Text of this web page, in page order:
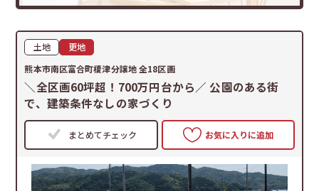
土地
更地
熊本市南区富合町榎津分譲地 全18区画
＼全区画60坪超！700万円台から／ 公園のある街
で、建築条件なしの家づくり
まとめてチェック お気に入りに追加